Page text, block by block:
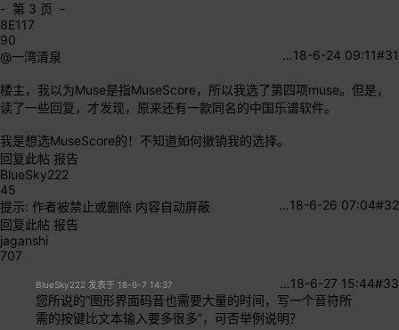
- 第 3 页 -
8E117
90
#31
18-6-24 09:11
…
@一湾清泉
楼主，我以为Muse是指MuseScore，所以我选了第四项muse。但是，
读了一些回复，才发现，原来还有一款同名的中国乐谱软件。
我是想选MuseScore的！不知道如何撤销我的选择。
回复此帖 报告
BlueSky222
45
#32
18-6-26 07:04
…
提示: 作者被禁止或删除 内容自动屏蔽
回复此帖 报告
jaganshi
707
#33
18-6-27 15:44
…
BlueSky222 发表于 18-6-7 14:37
您所说的“图形界面码音也需要大量的时间，写一个音符所
需的按键比文本输入要多很多”，可否举例说明？